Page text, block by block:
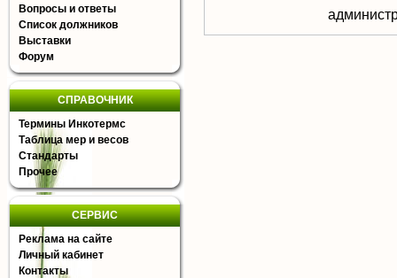
Вопросы и ответы
Список должников
Выставки
Форум
СПРАВОЧНИК
Термины Инкотермс
Таблица мер и весов
Стандарты
Прочее
СЕРВИС
Реклама на сайте
Личный кабинет
Контакты